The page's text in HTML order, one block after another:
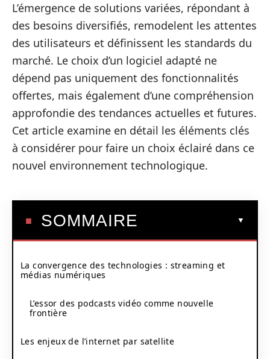
L’émergence de solutions variées, répondant à
des besoins diversifiés, remodelent les attentes
des utilisateurs et définissent les standards du
marché. Le choix d’un logiciel adapté ne
dépend pas uniquement des fonctionnalités
offertes, mais également d’une compréhension
approfondie des tendances actuelles et futures.
Cet article examine en détail les éléments clés
à considérer pour faire un choix éclairé dans ce
nouvel environnement technologique.
SOMMAIRE
La convergence des technologies : streaming et
médias numériques
L’essor des podcasts vidéo comme nouvelle
frontière
Les enjeux de l’internet par satellite